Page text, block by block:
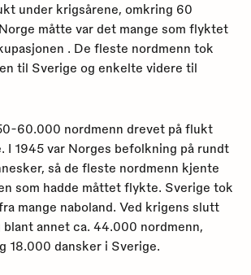
under krigsårene, omkring 60
måtte var det mange som flyktet
. De fleste nordmenn tok
til Sverige og enkelte videre til
60.000 nordmenn drevet på flukt
I 1945 var Norges befolkning på rundt
så de fleste nordmenn kjente
som hadde måttet flykte. Sverige tok
mange naboland. Ved krigens slutt
annet ca. 44.000 nordmenn,
18.000 dansker i Sverige.